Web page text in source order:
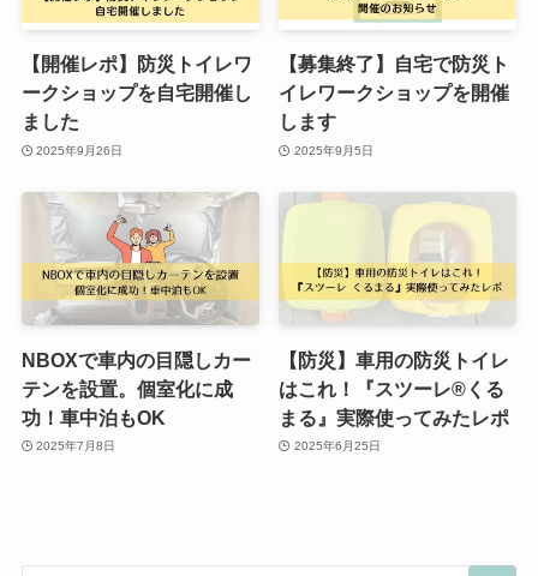
【開催レポ】防災トイレワ
ークショップを自宅開催し
ました
2025年9月26日
【募集終了】自宅で防災ト
イレワークショップを開催
します
2025年9月5日
NBOXで車内の目隠しカー
テンを設置。個室化に成
功！車中泊もOK
2025年7月8日
【防災】車用の防災トイレ
はこれ！『スツーレ®くる
まる』実際使ってみたレポ
2025年6月25日